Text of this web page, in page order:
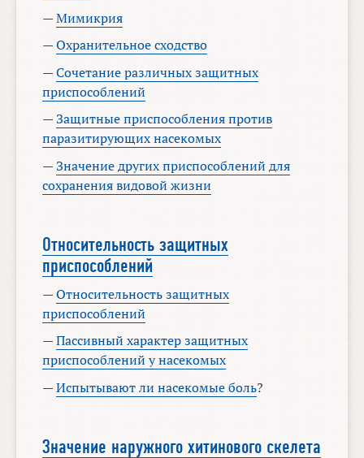
—Мимикрия
—Охранительное сходство
—Сочетание различных защитных
приспособлений
—Защитные приспособления против
паразитирующих насекомых
—Значение других приспособлений для
сохранения видовой жизни
Относительность защитных
приспособлений
—Относительность защитных
приспособлений
—Пассивный характер защитных
приспособлений у насекомых
—Испытывают ли насекомые боль?
Значение наружного хитинового скелета